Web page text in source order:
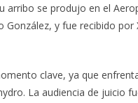
arribo se produjo en el
y fue recibido
clave, ya que
La audiencia de juicio